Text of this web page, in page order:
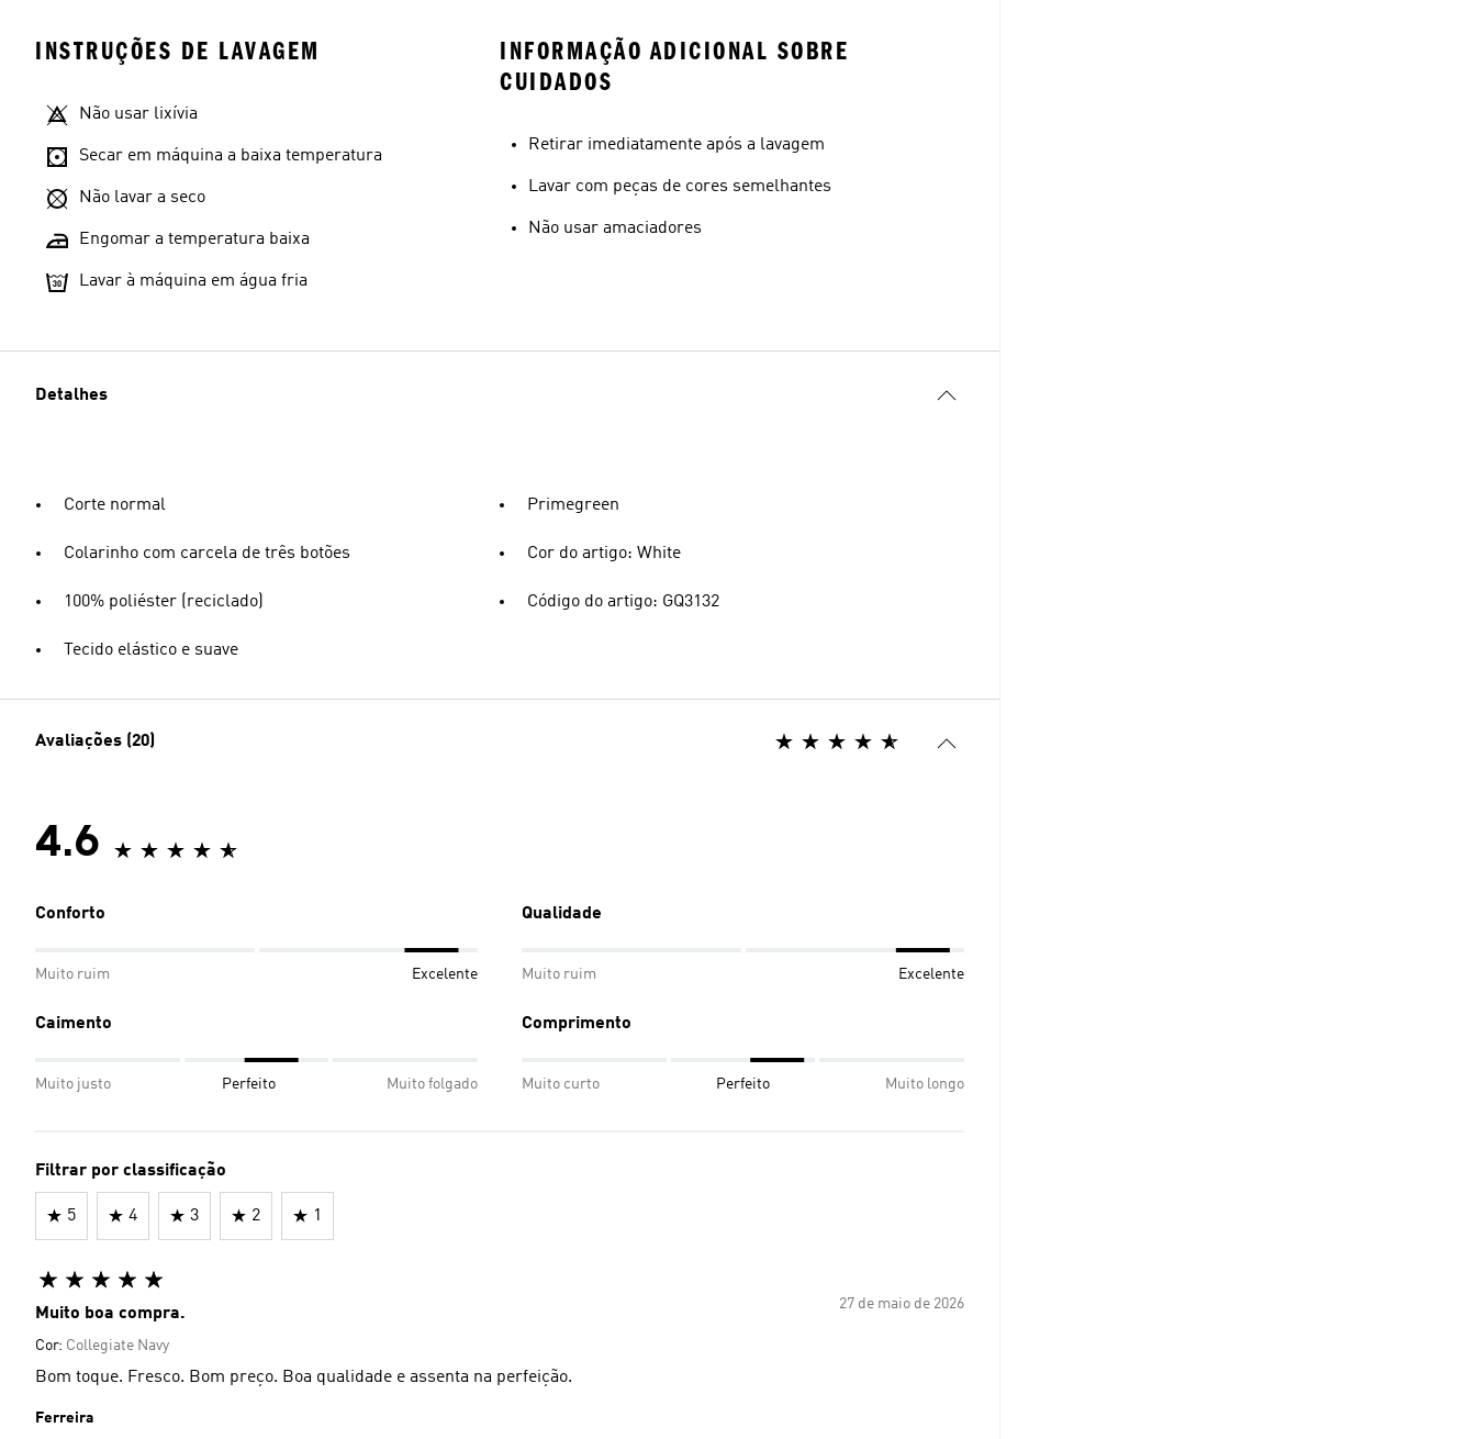
INSTRUÇÕES DE LAVAGEM
Não usar lixívia
Secar em máquina a baixa temperatura
Não lavar a seco
Engomar a temperatura baixa
Lavar à máquina em água fria
INFORMAÇÃO ADICIONAL SOBRE
CUIDADOS
Retirar imediatamente após a lavagem
Lavar com peças de cores semelhantes
Não usar amaciadores
Detalhes
Corte normal
Colarinho com carcela de três botões
100% poliéster (reciclado)
Tecido elástico e suave
Primegreen
Cor do artigo: White
Código do artigo: GQ3132
Avaliações (20)
4.6
Conforto
Muito ruim Excelente
Qualidade
Muito ruim Excelente
Caimento
Muito justo Perfeito Muito folgado
Comprimento
Muito curto Perfeito Muito longo
Filtrar por classificação
5 4 3 2 1
27 de maio de 2026
Muito boa compra.
Cor: Collegiate Navy
Bom toque. Fresco. Bom preço. Boa qualidade e assenta na perfeição.
Ferreira